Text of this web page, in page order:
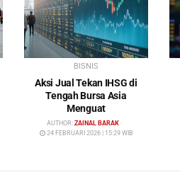
BISNIS
Aksi Jual Tekan IHSG di
Tengah Bursa Asia
Menguat
AUTHOR: ZAINAL BARAK
24 FEBRUARI 2026 | 15:29 WIB